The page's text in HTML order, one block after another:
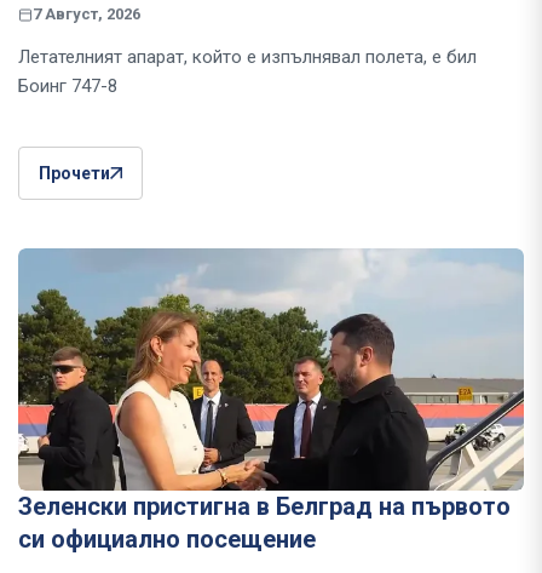
7 Август, 2026
Летателният апарат, който е изпълнявал полета, е бил
Боинг 747-8
Прочети
Зеленски пристигна в Белград на първото
си официално посещение